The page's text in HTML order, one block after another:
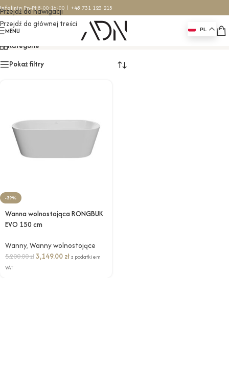
Przejdź do nawigacji
Przejdź do głównej treści
Infolinia Pn-Pt 8:00-16:00 | +48 731 123 215
MENU PL
150x75x58,5
Kategorie
Pokaż filtry
-39%
Wanna wolnostojąca RONGBUK
EVO 150 cm
Wanny, Wanny wolnostojące
5,200.00zł3,149.00 złz podatkiem
VAT